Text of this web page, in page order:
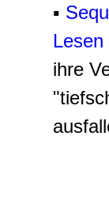
▪
Lesen
ihre